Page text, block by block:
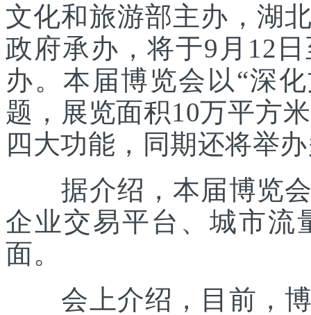
文化和旅游部主办，湖
政府承办，将于9月12
办。本届博览会以“深
题，展览面积10万平方
四大功能，同期还将举
据介绍，本届博览会
企业交易平台、城市流
面。
会上介绍，目前，博